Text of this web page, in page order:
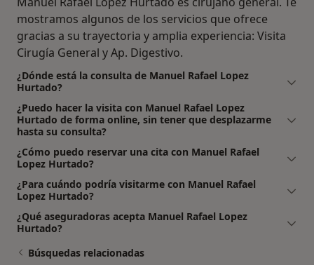
mostramos algunos de los servicios que ofrece
gracias a su trayectoria y amplia experiencia: Visita
Cirugía General y Ap. Digestivo.
¿Dónde está la consulta de Manuel Rafael Lopez
Hurtado?
¿Puedo hacer la visita con Manuel Rafael Lopez
Hurtado de forma online, sin tener que desplazarme
hasta su consulta?
¿Cómo puedo reservar una cita con Manuel Rafael
Lopez Hurtado?
¿Para cuándo podría visitarme con Manuel Rafael
Lopez Hurtado?
¿Qué aseguradoras acepta Manuel Rafael Lopez
Hurtado?
Búsquedas relacionadas